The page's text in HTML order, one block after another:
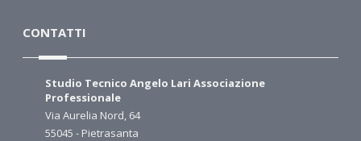
CONTATTI
Studio Tecnico Angelo Lari Associazione
Professionale
Via Aurelia Nord, 64
55045 - Pietrasanta